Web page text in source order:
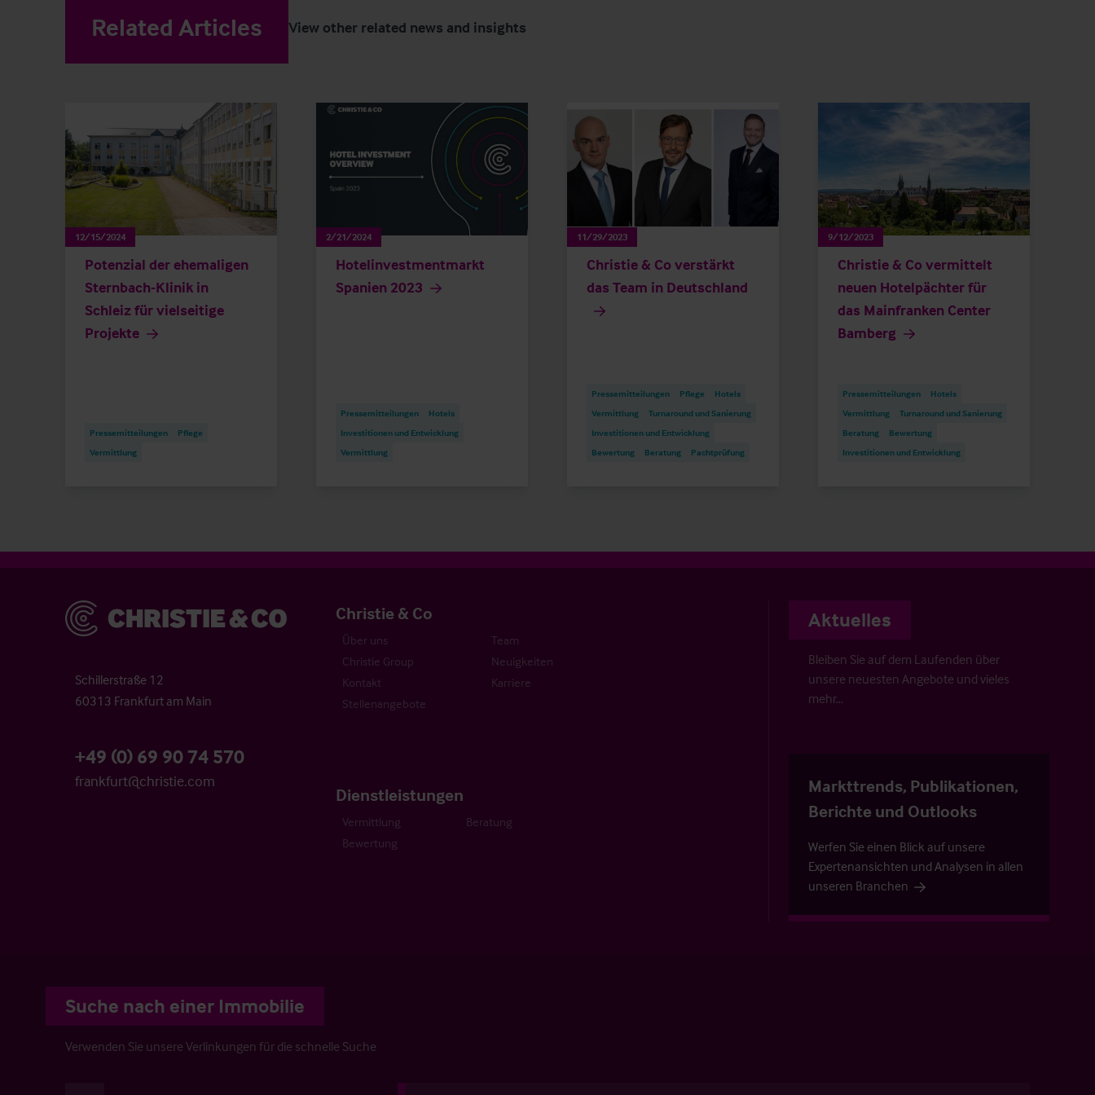
Related Articles View other related news and insights
12/15/2024
Potenzial der ehemaligen
Sternbach-Klinik in
Schleiz für vielseitige
Projekte
Pressemitteilungen
Pflege
Vermittlung
2/21/2024
Hotelinvestmentmarkt
Spanien 2023
Pressemitteilungen
Hotels
Investitionen und Entwicklung
Vermittlung
11/29/2023
Christie & Co verstärkt
das Team in Deutschland
Pressemitteilungen Pflege
Hotels
Vermittlung
Turnaround und Sanierung
Investitionen und Entwicklung
Bewertung
Beratung Pachtprüfung
9/12/2023
Christie & Co vermittelt
neuen Hotelpächter für
das Mainfranken Center
Bamberg
Pressemitteilungen
Hotels
Vermittlung
Turnaround und Sanierung
Beratung
Bewertung
Investitionen und Entwicklung
Christie & Co
Schillerstraße 12
60313 Frankfurt am Main
+49 (0) 69 90 74 570
frankfurt@christie.com
Christie & Co
Über uns
Team
Christie Group
Neuigkeiten
Kontakt
Karriere
Stellenangebote
Dienstleistungen
Vermittlung
Beratung
Bewertung
Aktuelles
Bleiben Sie auf dem Laufenden über
unsere neuesten Angebote und vieles
mehr…
Markttrends, Publikationen,
Berichte und Outlooks
Werfen Sie einen Blick auf unsere
Expertenansichten und Analysen in allen
unseren Branchen
Suche nach einer Immobilie
Verwenden Sie unsere Verlinkungen für die schnelle Suche